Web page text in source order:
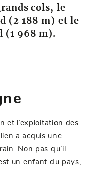
cols, le
(2 188 m) et le
(1 968 m).
et l’exploitation des
a acquis une
Non pas qu’il
un enfant du pays,